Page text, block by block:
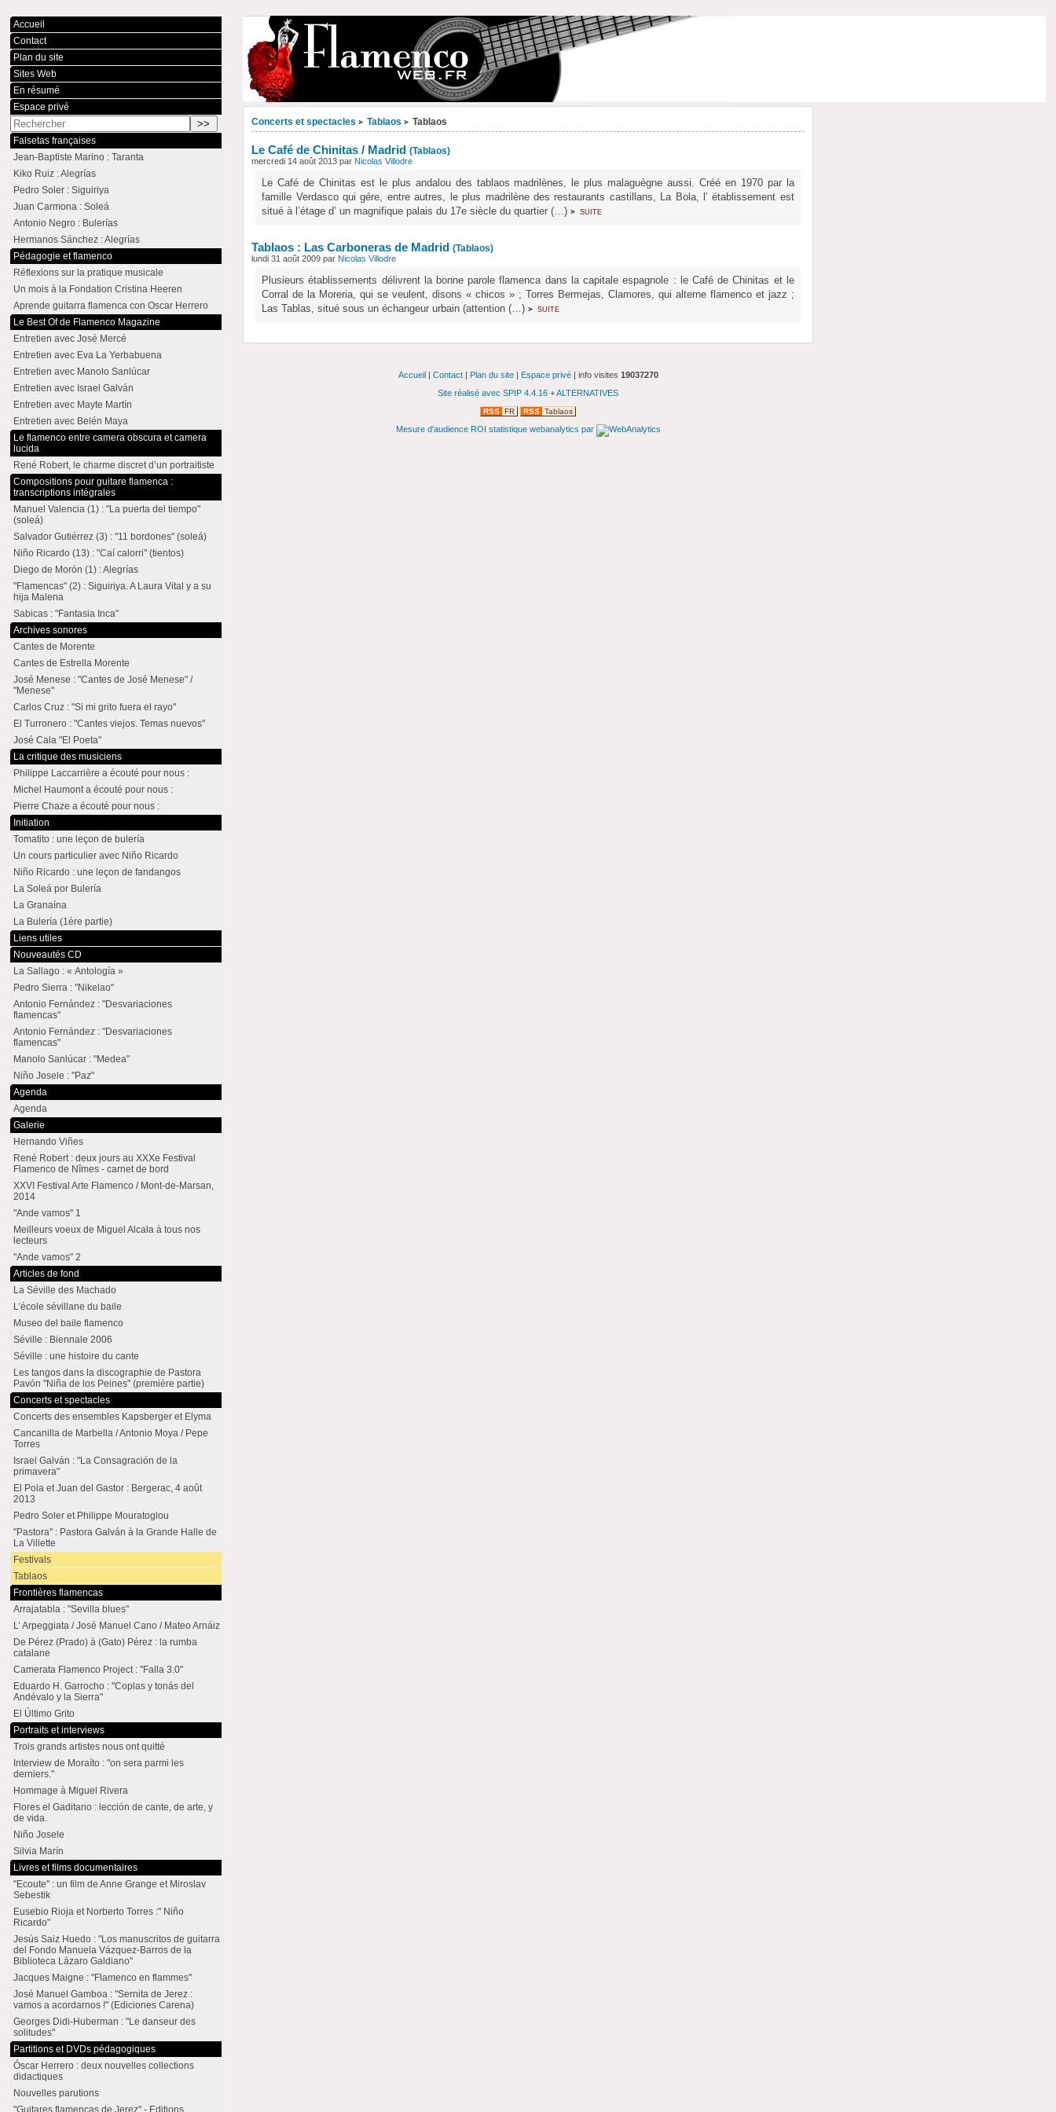
Concerts et spectacles > Tablaos > Tablaos
Le Café de Chinitas / Madrid (Tablaos)
mercredi 14 août 2013 parNicolas Villodre
Le Café de Chinitas est le plus andalou des tablaos madrilènes, le plus malaguègne aussi. Créé en 1970 par la
famille Verdasco qui gére, entre autres, le plus madrilène des restaurants castillans, La Bola, l’ établissement est
situé à l’étage d’ un magnifique palais du 17e siècle du quartier (…)> suite
Tablaos : Las Carboneras de Madrid (Tablaos)
lundi 31 août 2009 parNicolas Villodre
Plusieurs établissements délivrent la bonne parole flamenca dans la capitale espagnole : le Café de Chinitas et le
Corral de la Moreria, qui se veulent, disons « chicos » ; Torres Bermejas, Clamores, qui alterne flamenco et jazz ;
Las Tablas, situé sous un échangeur urbain (attention (…)> suite
Accueil
Contact
Plan du site
Sites Web
En résumé
Espace privé
Falsetas françaises
Jean-Baptiste Marino : Taranta
Kiko Ruiz : Alegrías
Pedro Soler : Siguiriya
Juan Carmona : Soleá
Antonio Negro : Bulerías
Hermanos Sánchez : Alegrías
Pédagogie et flamenco
Réflexions sur la pratique musicale
Un mois à la Fondation Cristina Heeren
Aprende guitarra flamenca con Oscar Herrero
Le Best Of de Flamenco Magazine
Entretien avec José Mercé
Entretien avec Eva La Yerbabuena
Entretien avec Manolo Sanlúcar
Entretien avec Israel Galván
Entretien avec Mayte Martín
Entretien avec Belén Maya
Le flamenco entre camera obscura et camera
lucida
René Robert, le charme discret d’un portraitiste
Compositions pour guitare flamenca :
transcriptions intégrales
Manuel Valencia (1) : "La puerta del tiempo"
(soleá)
Salvador Gutiérrez (3) : "11 bordones" (soleá)
Niño Ricardo (13) : "Caí calorri" (tientos)
Diego de Morón (1) : Alegrías
"Flamencas" (2) : Siguiriya. A Laura Vital y a su
hija Malena
Sabicas : "Fantasia Inca"
Archives sonores
Cantes de Morente
Cantes de Estrella Morente
José Menese : "Cantes de José Menese" /
"Menese"
Carlos Cruz : "Si mi grito fuera el rayo"
El Turronero : "Cantes viejos. Temas nuevos"
José Cala "El Poeta"
La critique des musiciens
Philippe Laccarrière a écouté pour nous :
Michel Haumont a écouté pour nous :
Pierre Chaze a écouté pour nous :
Initiation
Tomatito : une leçon de bulería
Un cours particulier avec Niño Ricardo
Niño Ricardo : une leçon de fandangos
La Soleá por Bulería
La Granaína
La Bulería (1ère partie)
Liens utiles
Nouveautés CD
La Sallago : « Antología »
Pedro Sierra : "Nikelao"
Antonio Fernández : "Desvariaciones
flamencas"
Antonio Fernández : "Desvariaciones
flamencas"
Manolo Sanlúcar : "Medea"
Niño Josele : "Paz"
Agenda
Agenda
Galerie
Hernando Viñes
René Robert : deux jours au XXXe Festival
Flamenco de Nîmes - carnet de bord
XXVI Festival Arte Flamenco / Mont-de-Marsan,
2014
"Ande vamos" 1
Meilleurs voeux de Miguel Alcala à tous nos
lecteurs
"Ande vamos" 2
Articles de fond
La Séville des Machado
L’école sévillane du baile
Museo del baile flamenco
Séville : Biennale 2006
Séville : une histoire du cante
Les tangos dans la discographie de Pastora
Pavón "Niña de los Peines" (première partie)
Concerts et spectacles
Concerts des ensembles Kapsberger et Elyma
Cancanilla de Marbella / Antonio Moya / Pepe
Torres
Israel Galván : "La Consagración de la
primavera"
El Pola et Juan del Gastor : Bergerac, 4 août
2013
Pedro Soler et Philippe Mouratoglou
"Pastora" : Pastora Galván à la Grande Halle de
La Villette
Festivals
Tablaos
Frontières flamencas
Arrajatabla : "Sevilla blues"
L’ Arpeggiata / José Manuel Cano / Mateo Arnáiz
De Pérez (Prado) à (Gato) Pérez : la rumba
catalane
Camerata Flamenco Project : "Falla 3.0"
Eduardo H. Garrocho : "Coplas y tonás del
Andévalo y la Sierra"
El Último Grito
Portraits et interviews
Trois grands artistes nous ont quitté
Interview de Moraíto : "on sera parmi les
derniers."
Hommage à Miguel Rivera
Flores el Gaditano : lección de cante, de arte, y
de vida.
Niño Josele
Silvia Marín
Livres et films documentaires
"Ecoute" : un film de Anne Grange et Miroslav
Sebestik
Eusebio Rioja et Norberto Torres :" Niño
Ricardo"
Jesús Saiz Huedo : "Los manuscritos de guitarra
del Fondo Manuela Vázquez-Barros de la
Biblioteca Lázaro Galdiano"
Jacques Maigne : "Flamenco en flammes"
José Manuel Gamboa : "Sernita de Jerez :
vamos a acordarnos !" (Ediciones Carena)
Georges Didi-Huberman : "Le danseur des
solitudes"
Partitions et DVDs pédagogiques
Óscar Herrero : deux nouvelles collections
didactiques
Nouvelles parutions
"Guitares flamencas de Jerez" - Editions
Accueil| Contact| Plan du site| Espace privé| info visites 19037270
Site réalisé avec SPIP 4.4.16 +ALTERNATIVES
RSS FR RSS Tablaos
Mesure d'audience ROI statistique webanalytics par